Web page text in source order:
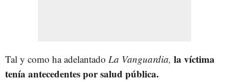
Tal y como ha adelantado La Vanguardia, la víctima
tenía antecedentes por salud pública.